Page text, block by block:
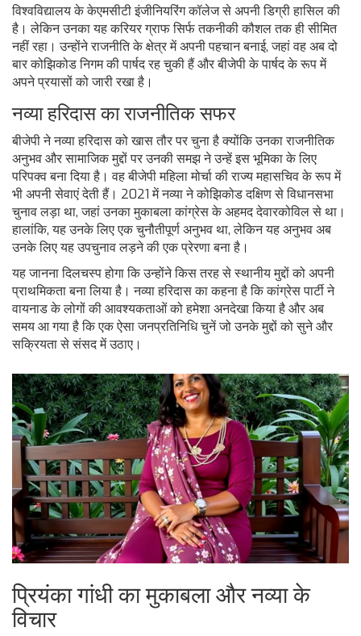
विश्वविद्यालय के केएमसीटी इंजीनियरिंग कॉलेज से अपनी डिग्री हासिल की
है। लेकिन उनका यह करियर ग्राफ सिर्फ तकनीकी कौशल तक ही सीमित
नहीं रहा। उन्होंने राजनीति के क्षेत्र में अपनी पहचान बनाई, जहां वह अब दो
बार कोझिकोड निगम की पार्षद रह चुकी हैं और बीजेपी के पार्षद के रूप में
अपने प्रयासों को जारी रखा है।
नव्या हरिदास का राजनीतिक सफर
बीजेपी ने नव्या हरिदास को खास तौर पर चुना है क्योंकि उनका राजनीतिक
अनुभव और सामाजिक मुद्दों पर उनकी समझ ने उन्हें इस भूमिका के लिए
परिपक्व बना दिया है। वह बीजेपी महिला मोर्चा की राज्य महासचिव के रूप में
भी अपनी सेवाएं देती हैं। 2021 में नव्या ने कोझिकोड दक्षिण से विधानसभा
चुनाव लड़ा था, जहां उनका मुकाबला कांग्रेस के अहमद देवारकोविल से था।
हालांकि, यह उनके लिए एक चुनौतीपूर्ण अनुभव था, लेकिन यह अनुभव अब
उनके लिए यह उपचुनाव लड़ने की एक प्रेरणा बना है।
यह जानना दिलचस्प होगा कि उन्होंने किस तरह से स्थानीय मुद्दों को अपनी
प्राथमिकता बना लिया है। नव्या हरिदास का कहना है कि कांग्रेस पार्टी ने
वायनाड के लोगों की आवश्यकताओं को हमेशा अनदेखा किया है और अब
समय आ गया है कि एक ऐसा जनप्रतिनिधि चुनें जो उनके मुद्दों को सुने और
सक्रियता से संसद में उठाए।
प्रियंका गांधी का मुकाबला और नव्या के
विचार